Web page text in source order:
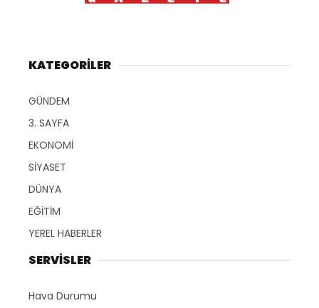
KATEGORİLER
GÜNDEM
3. SAYFA
EKONOMİ
SİYASET
DÜNYA
EĞİTİM
YEREL HABERLER
SERVİSLER
Hava Durumu